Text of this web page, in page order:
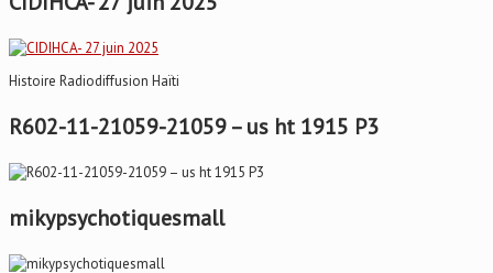
Histoire Radiodiffusion Haïti
R602-11-21059-21059 – us ht 1915 P3
mikypsychotiquesmall